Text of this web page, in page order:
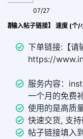
请输入帖子链接】 速度 (个/
07/27
下单链接:【请
https://
服务内容：
一个月的免费
使用的是高质
快速交货, 支
帖子链接填入